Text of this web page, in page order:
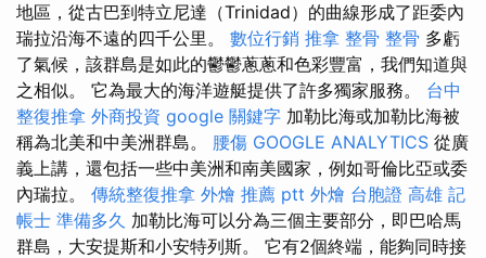
地區，從古巴到特立尼達（Trinidad）的曲線形成了距委內
瑞拉沿海不遠的四千公里。 數位行銷 推拿 整骨 整骨 多虧
了氣候，該群島是如此的鬱鬱蔥蔥和色彩豐富，我們知道與
之相似。 它為最大的海洋遊艇提供了許多獨家服務。 台中
整復推拿 外商投資 google 關鍵字 加勒比海或加勒比海被
稱為北美和中美洲群島。 腰傷 GOOGLE ANALYTICS 從廣
義上講，還包括一些中美洲和南美國家，例如哥倫比亞或委
內瑞拉。 傳統整復推拿 外燴 推薦 ptt 外燴 台胞證 高雄 記
帳士 準備多久 加勒比海可以分為三個主要部分，即巴哈馬
群島，大安提斯和小安特列斯。 它有2個終端，能夠同時接